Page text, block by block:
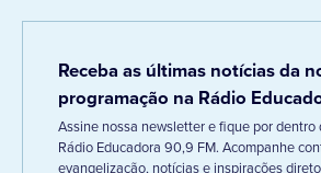
Receba as últimas notícias da
programação na Rádio
Assine nossa newsletter e fique por dentro
Rádio Educadora 90,9 FM. Acompanhe
evangelização, notícias e inspirações